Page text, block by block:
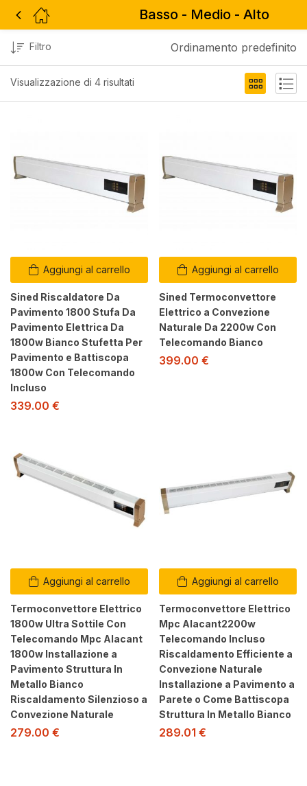
Basso - Medio - Alto
Visualizzazione di 4 risultati
Filtro Ordinamento predefinito
Aggiungi al carrello
Sined Riscaldatore Da
Pavimento 1800 Stufa Da
Pavimento Elettrica Da
1800w Bianco Stufetta Per
Pavimento e Battiscopa
1800w Con Telecomando
Incluso
339.00 €
Aggiungi al carrello
Sined Termoconvettore
Elettrico a Convezione
Naturale Da 2200w Con
Telecomando Bianco
399.00 €
Aggiungi al carrello
Termoconvettore Elettrico
1800w Ultra Sottile Con
Telecomando Mpc Alacant
1800w Installazione a
Pavimento Struttura In
Metallo Bianco
Riscaldamento Silenzioso a
Convezione Naturale
279.00 €
Aggiungi al carrello
Termoconvettore Elettrico
Mpc Alacant2200w
Telecomando Incluso
Riscaldamento Efficiente a
Convezione Naturale
Installazione a Pavimento a
Parete o Come Battiscopa
Struttura In Metallo Bianco
289.01 €